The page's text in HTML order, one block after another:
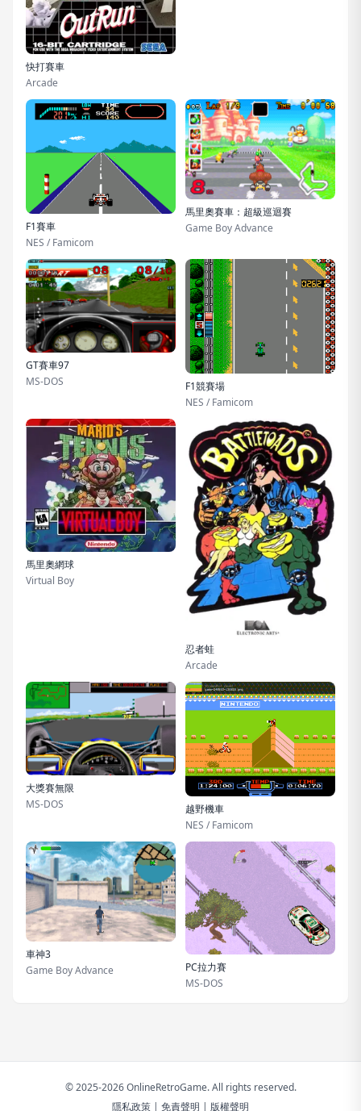
快打賽車
Arcade
F1賽車
NES / Famicom
馬里奧賽車：超級巡迴賽
Game Boy Advance
GT賽車97
MS-DOS
F1競賽場
NES / Famicom
馬里奧網球
Virtual Boy
忍者蛙
Arcade
大獎賽無限
MS-DOS
越野機車
NES / Famicom
車神3
Game Boy Advance
PC拉力賽
MS-DOS
© 2025-2026 OnlineRetroGame. All rights reserved.
隱私政策 | 免責聲明 | 版權聲明